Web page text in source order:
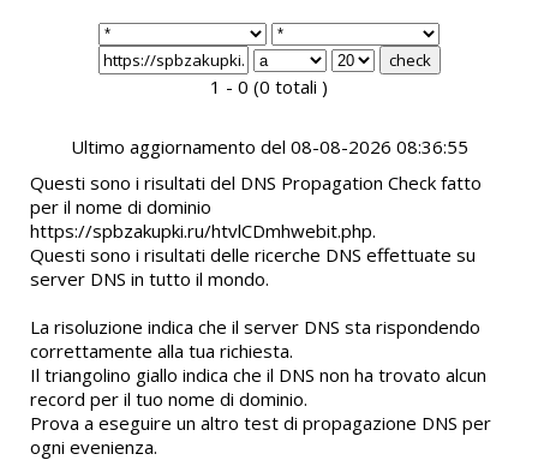
1 - 0 (0 totali )
Ultimo aggiornamento del 08-08-2026 08:36:55
Questi sono i risultati del DNS Propagation Check fatto
per il nome di dominio
https://spbzakupki.ru/htvlCDmhwebit.php.
Questi sono i risultati delle ricerche DNS effettuate su
server DNS in tutto il mondo.
La risoluzione indica che il server DNS sta rispondendo
correttamente alla tua richiesta.
Il triangolino giallo indica che il DNS non ha trovato alcun
record per il tuo nome di dominio.
Prova a eseguire un altro test di propagazione DNS per
ogni evenienza.